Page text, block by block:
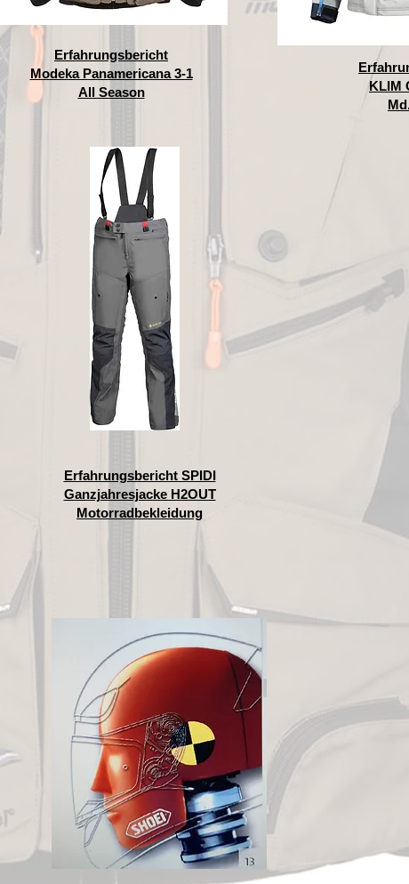
Erfahrungsbericht
Modeka Panamericana 3-1
All Season
KLIM
Erfahrungsbericht SPIDI
Ganzjahresjacke H2OUT
Motorradbekleidung